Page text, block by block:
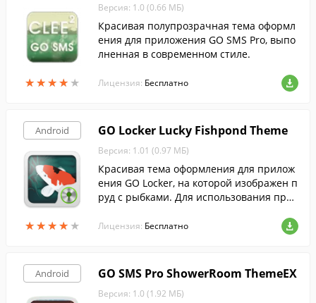
★★★★ ★
★★★★ ★
Версия: 1.0 (0.66 МБ)
Красивая полупрозрачная тема оформл
ения для приложения GO SMS Pro, выпо
лненная в современном стиле.
Лицензия: Бесплатно
Android
★★★★ ★
★★★★ ★
GO Locker Lucky Fishpond Theme
Версия: 1.01 (0.97 МБ)
Красивая тема оформления для прилож
ения GO Locker, на которой изображен п
руд с рыбками. Для использования прог
ановить Go Luncher Ex и GO Locker.
Лицензия: Бесплатно
Android GO SMS Pro ShowerRoom ThemeEX
Версия: 1.0 (1.92 МБ)